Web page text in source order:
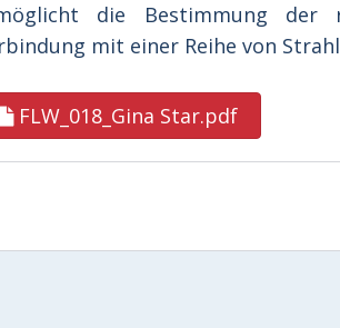
die Bestimmung der
mit einer Reihe von
FLW_018_Gina Star.pdf